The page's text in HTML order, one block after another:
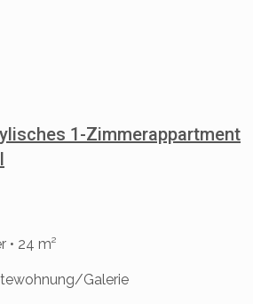
1-Zimmerappartment
• 24 m²
Galerie